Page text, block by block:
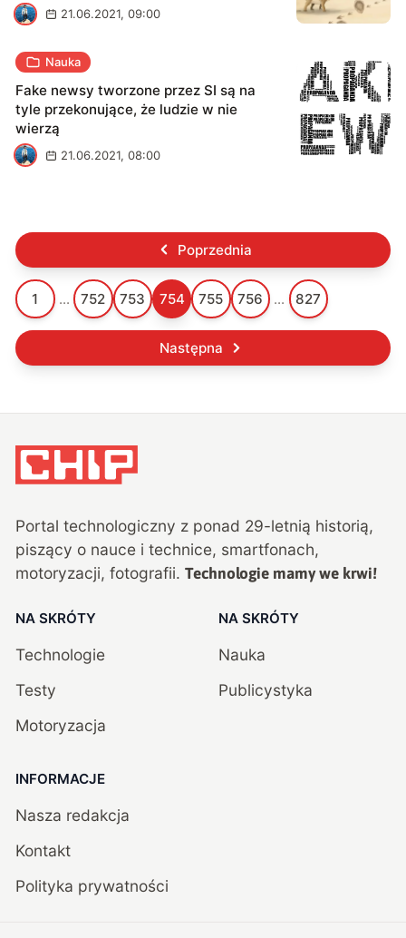
A
21.06.2021, 09:00
Nauka
Fake newsy tworzone przez SI są na
tyle przekonujące, że ludzie w nie
wierzą
A
21.06.2021, 08:00
Poprzednia
1 ... 752 753 754 755 756 ... 827
Następna
Portal technologiczny z ponad 29-letnią historią,
piszący o nauce i technice, smartfonach,
motoryzacji, fotografii. Technologie mamy we krwi!
NA SKRÓTY
Technologie
Testy
Motoryzacja
NA SKRÓTY
Nauka
Publicystyka
INFORMACJE
Nasza redakcja
Kontakt
Polityka prywatności